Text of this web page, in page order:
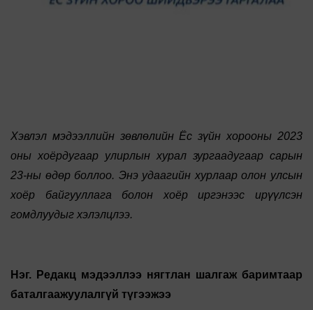
Хэвлэл мэдээллийн зөвлөлийн Ёс зүйн хорооны 2023
оны хоёрдугаар улирлын хурал зургаадугаар сарын
23-ны өдөр боллоо. Энэ удаагийн хурлаар олон улсын
хоёр байгууллага болон хоёр иргэнээс ирүүлсэн
гомдлуудыг хэлэлцлээ.
Нэг. Редакц мэдээллээ нягтлан шалгаж баримтаар
баталгаажуулалгүй түгээжээ